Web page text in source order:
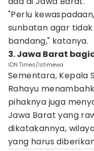
"Perlu
sunbatan agar
bandang," katanya.
3. Jawa Barat
IDN Times/Istimewa
Sementara, Kepala
Rahayu
pihaknya juga
Jawa Barat yang
dikatakannya,
yang harus